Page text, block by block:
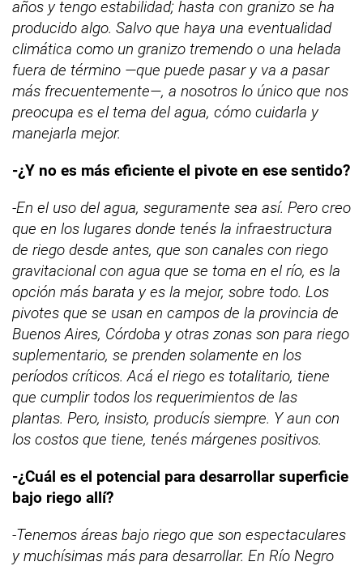
años y tengo estabilidad; hasta con granizo se ha
producido algo. Salvo que haya una eventualidad
climática como un granizo tremendo o una helada
fuera de término —que puede pasar y va a pasar
más frecuentemente—, a nosotros lo único que nos
preocupa es el tema del agua, cómo cuidarla y
manejarla mejor.
-¿Y no es más eficiente el pivote en ese sentido?
-En el uso del agua, seguramente sea así. Pero creo
que en los lugares donde tenés la infraestructura
de riego desde antes, que son canales con riego
gravitacional con agua que se toma en el río, es la
opción más barata y es la mejor, sobre todo. Los
pivotes que se usan en campos de la provincia de
Buenos Aires, Córdoba y otras zonas son para riego
suplementario, se prenden solamente en los
períodos críticos. Acá el riego es totalitario, tiene
que cumplir todos los requerimientos de las
plantas. Pero, insisto, producís siempre. Y aun con
los costos que tiene, tenés márgenes positivos.
-¿Cuál es el potencial para desarrollar superficie
bajo riego allí?
-Tenemos áreas bajo riego que son espectaculares
y muchísimas más para desarrollar. En Río Negro